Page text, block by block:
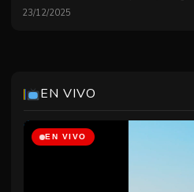
23/12/2025
EN VIVO
EN VIVO